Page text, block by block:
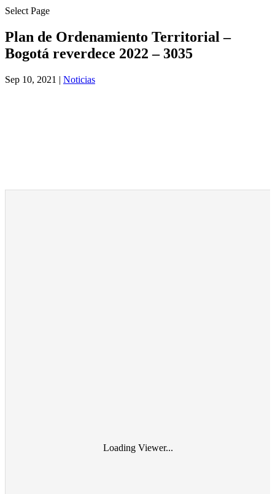
Select Page
Plan de Ordenamiento Territorial –
Bogotá reverdece 2022 – 3035
Sep 10, 2021 | Noticias
Loading Viewer...